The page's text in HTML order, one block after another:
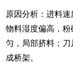
原因分析：进料速
物料湿度偏高，
匀，局部挤料；
成桥架。